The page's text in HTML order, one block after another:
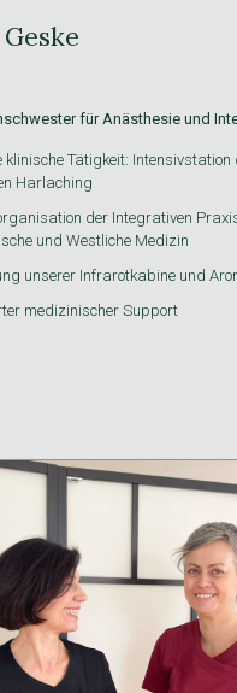
für Anästhesie und
klinische Tätigkeit: Intensivstation
Harlaching
der Integrativen
und Westliche Medizin
unserer Infrarotkabine und
medizinischer Support